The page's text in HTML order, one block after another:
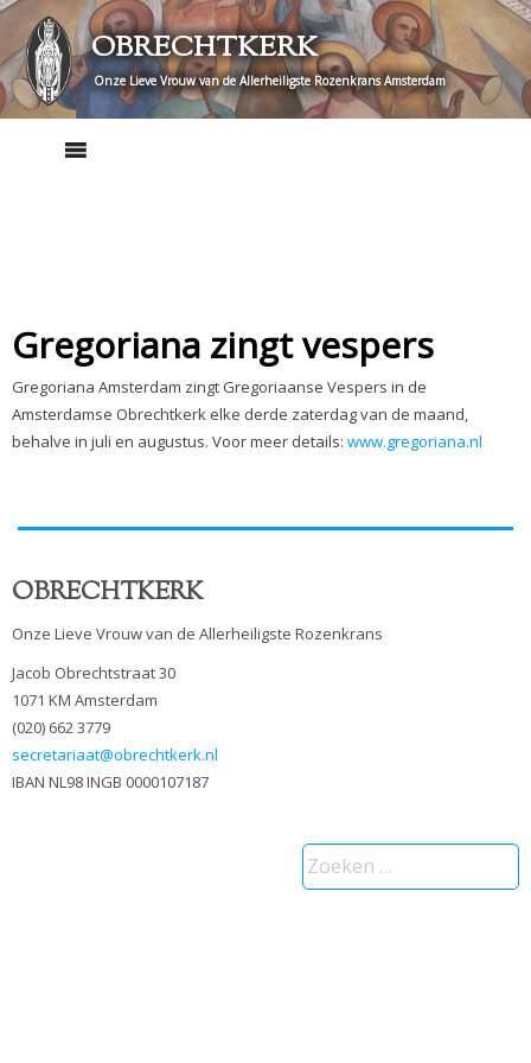
Skip
content
OBRECHTKERK
Onze Lieve Vrouw van de Allerheiligste Rozenkrans Amsterdam
Gregoriana zingt vespers
Gregoriana Amsterdam zingt Gregoriaanse Vespers in de
Amsterdamse Obrechtkerk elke derde zaterdag van de maand,
behalve in juli en augustus. Voor meer details: www.gregoriana.nl
OBRECHTKERK
Onze Lieve Vrouw van de Allerheiligste Rozenkrans
Jacob Obrechtstraat 30
1071 KM Amsterdam
(020) 662 3779
secretariaat@obrechtkerk.nl
IBAN NL98 INGB 0000107187
Zoeken
naar: